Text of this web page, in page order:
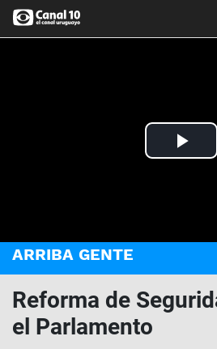
Play
ARRIBA GENTE
Reforma de
el Parlamento